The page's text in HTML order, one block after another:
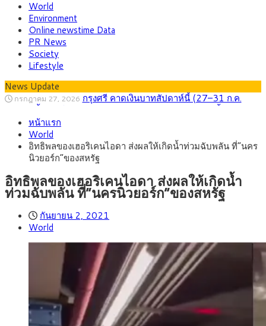
World
Environment
Online newstime Data
PR News
Society
Lifestyle
News Update
กรกฎาคม 27, 2026 กรุงศรี คาดเงินบาทสัปดาห์นี้ (27–31 ก.ค.
หน้ารถไฟฟ้าสงขลา โมโนเรล 12.54 กม. เชื่อมเมืองหาดใหญ่
สิงหาคม 4, 2026
รายหัวเพียง 2,618 บาท เสนอทบทวนจัดสรรงบให้สอดคล้องภาระ
งานจริง
สิงหาคม 3, 2026
กรุงศรี คาดเงินบาทสัปดาห์นี้ซื้อขายในกรอบ
33.00-33.60 ติดตามข้อมูลจ้างงานสหรัฐฯ
สิงหาคม 1, 2026 “เอกนิติ” เปิดเครื่องยนต์เศรษฐกิจใหม่ของไทย
เดินหน้า 5 ยุทธศาสตร์ รื้อโครงสร้างเศรษฐกิจ ดันไทยโตเต็ม
ศักยภาพ
กรกฎาคม 27, 2026 ภัยเงียบใกล้ตัวเด็ก LSD “แสตมป์เมา” ยาเสพ
ติดลายการ์ตูน กรมศุลกากร เตือนผู้ปกครองเฝ้าระวัง หลังยึดล็อต
ใหญ่จากเยอรมนี
หน้าแรก
World
อิทธิพลของเฮอริเคนไอดา ส่งผลให้เกิดน้ำท่วมฉับพลัน ที่”นคร
นิวยอร์ก”ของสหรัฐ
อิทธิพลของเฮอริเคนไอดา ส่งผลให้เกิดน้ำ
ท่วมฉับพลัน ที่”นครนิวยอร์ก”ของสหรัฐ
กันยายน 2, 2021
World